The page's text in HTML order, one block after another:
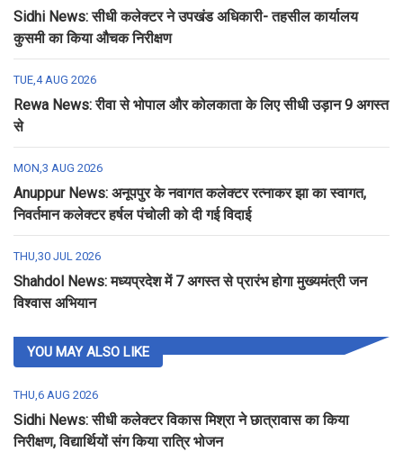
Sidhi News: सीधी कलेक्टर ने उपखंड अधिकारी- तहसील कार्यालय
कुसमी का किया औचक निरीक्षण
TUE,4 AUG 2026
Rewa News: रीवा से भोपाल और कोलकाता के लिए सीधी उड़ान 9 अगस्त
से
MON,3 AUG 2026
Anuppur News: अनूपपुर के नवागत कलेक्टर रत्नाकर झा का स्वागत,
निवर्तमान कलेक्टर हर्षल पंचोली को दी गई विदाई
THU,30 JUL 2026
Shahdol News: मध्यप्रदेश में 7 अगस्त से प्रारंभ होगा मुख्यमंत्री जन
विश्वास अभियान
YOU MAY ALSO LIKE
THU,6 AUG 2026
Sidhi News: सीधी कलेक्टर विकास मिश्रा ने छात्रावास का किया
निरीक्षण, विद्यार्थियों संग किया रात्रि भोजन